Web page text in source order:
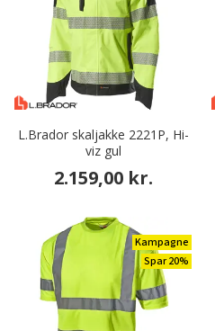
L.Brador skaljakke 2221P, Hi-
viz gul
2.159,00 kr.
Kampagne
Spar 20%